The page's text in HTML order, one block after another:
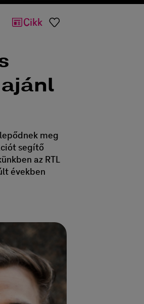
Cikk
meg
segítő
az RTL
években